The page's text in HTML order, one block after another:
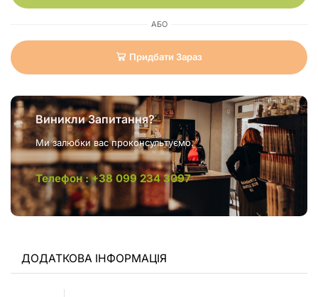
АБО
Придбати Зараз
Виникли Запитання?
Ми залюбки вас проконсультуємо.
Телефон : +38 099 234 3097
ДОДАТКОВА ІНФОРМАЦІЯ